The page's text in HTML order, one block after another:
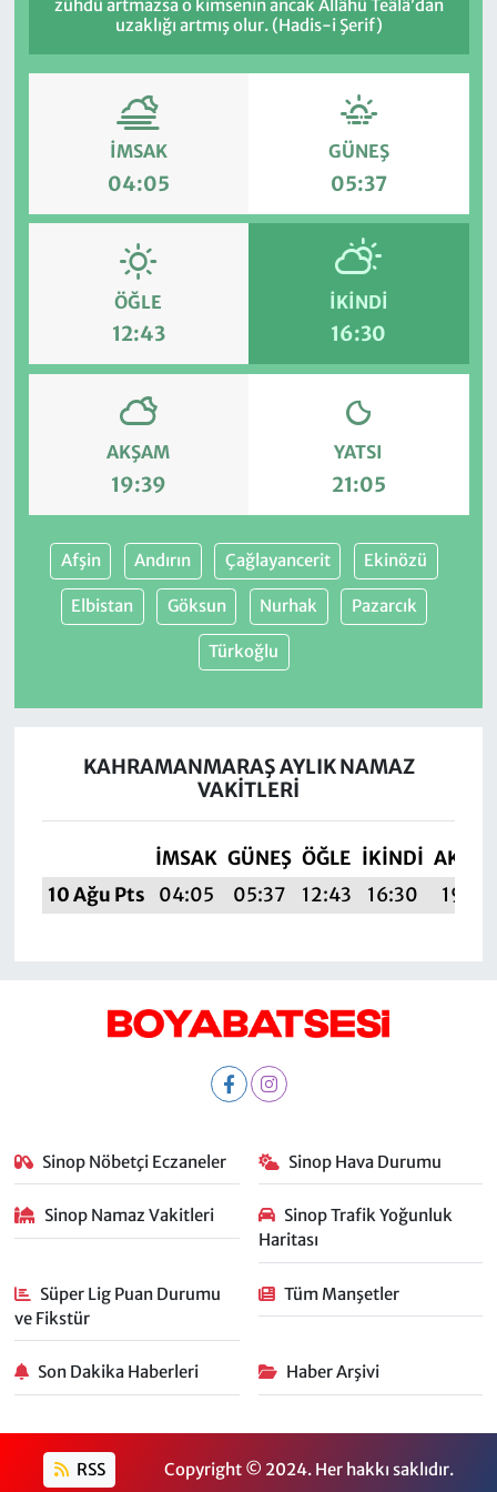
zühdü artmazsa o kimsenin ancak Allâhü Teâlâ’dan
uzaklığı artmış olur. (Hadis-i Şerif)
İMSAK
04:05
GÜNEŞ
05:37
ÖĞLE
12:43
İKINDI
16:30
AKŞAM
19:39
YATSI
21:05
Afşin Andırın Çağlayancerit Ekinözü
Elbistan Göksun Nurhak Pazarcık
Türkoğlu
KAHRAMANMARAŞ AYLIK NAMAZ
VAKITLERI
İMSAK GÜNEŞ ÖĞLE İKINDI
10 Ağu Pts
04:05 05:37 12:43 16:30 19:39
Sinop Nöbetçi Eczaneler Sinop Hava Durumu
Sinop Namaz Vakitleri
Sinop Trafik Yoğunluk
Haritası
Süper Lig Puan Durumu
ve Fikstür
Tüm Manşetler
Son Dakika Haberleri Haber Arşivi
RSS Copyright © 2024. Her hakkı saklıdır.